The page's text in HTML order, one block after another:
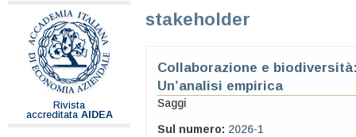
Rivista
accreditata AIDEA
stakeholder
Collaborazione e
Un’analisi empirica
Saggi
Sul numero: 2026-1